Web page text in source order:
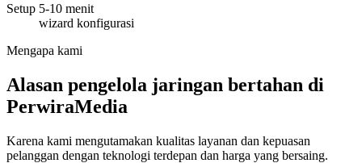
Setup 5-10 menit
wizard konfigurasi
Mengapa kami
Alasan pengelola jaringan bertahan di
PerwiraMedia
Karena kami mengutamakan kualitas layanan dan kepuasan
pelanggan dengan teknologi terdepan dan harga yang bersaing.